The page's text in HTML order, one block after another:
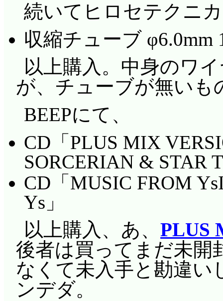
続いてヒロセテクニ
収縮チューブ φ6.0mm
以上購入。中身のワ
が、チューブが無いも
BEEPにて、
CD「PLUS MIX
SORCERIAN & STAR
CD「MUSIC FROM
Ys」
以上購入、あ、PLUS
後者は買ってまだ未開
なくて未入手と勘違
ンデダ。